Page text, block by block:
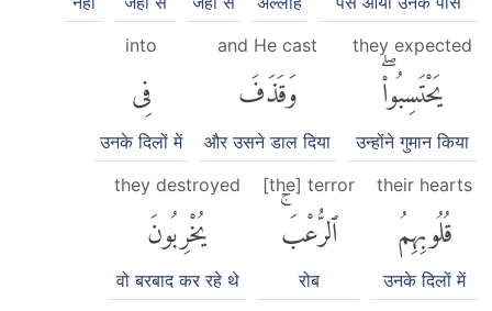
they expected
يَحْتَسِبُوا۟ۖ
उन्होंने गुमान किया
and He cast
وَقَذَفَ
और उसने डाल दिया
into
فِى
उनके दिलों में
their hearts
قُلُوبِهِمُ
उनके दिलों में
[the] terror
ٱلرُّعْبَۚ
रोब
they destroyed
يُخْرِبُونَ
वो बरबाद कर रहे थे